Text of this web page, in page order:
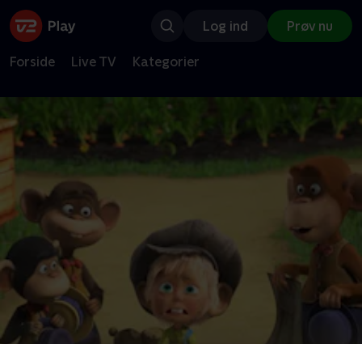
Log ind Prøv nu
Forside Live TV Kategorier